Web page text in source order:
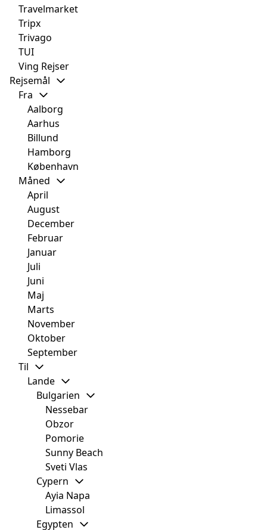
Travelmarket
Tripx
Trivago
TUI
Ving Rejser
Rejsemål
Fra
Aalborg
Aarhus
Billund
Hamborg
København
Måned
April
August
December
Februar
Januar
Juli
Juni
Maj
Marts
November
Oktober
September
Til
Lande
Bulgarien
Nessebar
Obzor
Pomorie
Sunny Beach
Sveti Vlas
Cypern
Ayia Napa
Limassol
Egypten